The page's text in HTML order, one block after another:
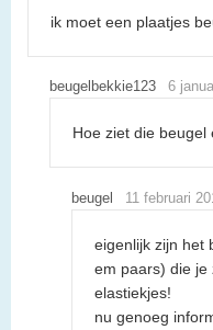
ik moet een plaatjes
beugelbekkie123 6
Hoe ziet die beugel
beugel 11 februari
eigenlijk zijn het
em paars) die je
elastiekjes!
nu genoeg